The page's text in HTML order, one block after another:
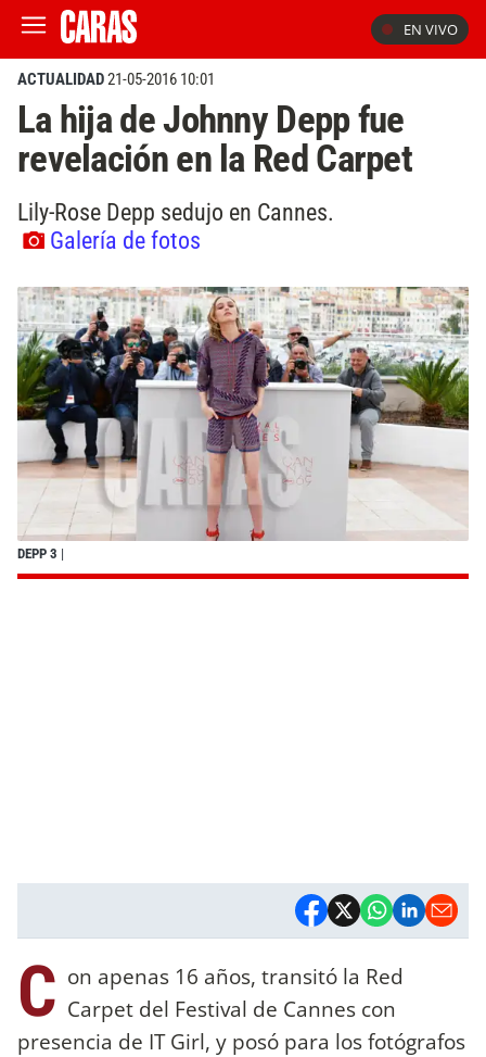
EN VIVO
ACTUALIDAD21-05-2016 10:01
La hija de Johnny Depp fue
revelación en la Red Carpet
Lily-Rose Depp sedujo en Cannes.
Galería de fotos
DEPP 3 |
C on apenas 16 años, transitó la Red
Carpet del Festival de Cannes con
presencia de IT Girl, y posó para los fotógrafos